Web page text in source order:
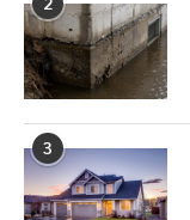
2
3